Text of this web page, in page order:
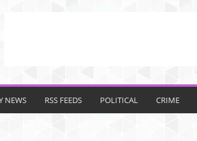
NEWS RSS FEEDS POLITICAL CRIME